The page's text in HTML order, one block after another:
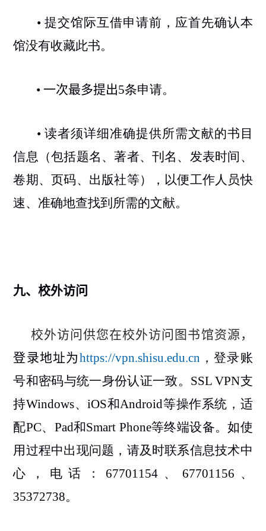
• 提交馆际互借申请前，应首先确认本
馆没有收藏此书。
• 一次最多提出5条申请。
• 读者须详细准确提供所需文献的书目
信息（包括题名、著者、刊名、发表时间、
卷期、页码、出版社等），以便工作人员快
速、准确地查找到所需的文献。
九、校外访问
校外访问供您在校外访问图书馆资源，
登录地址为https://vpn.shisu.edu.cn ，登录账
号和密码与统一身份认证一致。 SSL VPN支
持Windows、iOS和Android等操作系统，适
配PC、 Pad和Smart Phone等终端设备。如使
用过程中出现问题，请及时联系信息技术中
心，电话： 67701154、 67701156 、
35372738。